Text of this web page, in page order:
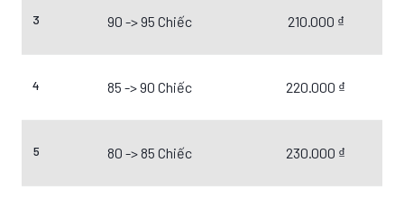
3 90 -> 95 Chiếc 210.000 ₫
4 85 -> 90 Chiếc 220.000 ₫
5 80 -> 85 Chiếc 230.000 ₫